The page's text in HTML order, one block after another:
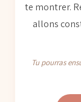
te montrer.
allons
Tu pourras